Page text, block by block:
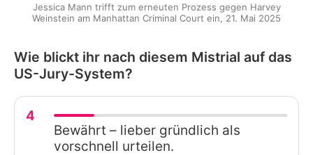
Jessica Mann trifft zum erneuten Prozess gegen Harvey
Weinstein am Manhattan Criminal Court ein, 21. Mai 2025
Wie blickt ihr nach diesem Mistrial auf das
US-Jury-System?
4
Bewährt – lieber gründlich als
vorschnell urteilen.